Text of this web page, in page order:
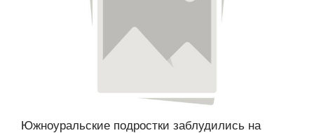
Южноуральские подростки заблудились на